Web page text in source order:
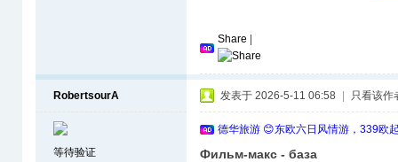
Share
RobertsourA
等待验证
发表于 2026-5-11 06:58 只看该作
德华旅游 😊东欧六日风情游，339欧
Фильм-макс - база